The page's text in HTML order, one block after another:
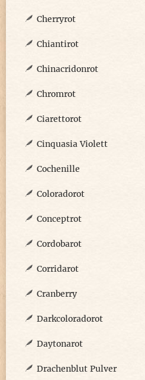
Cherryrot
Chiantirot
Chinacridonrot
Chromrot
Ciarettorot
Cinquasia Violett
Cochenille
Coloradorot
Conceptrot
Cordobarot
Corridarot
Cranberry
Darkcoloradorot
Daytonarot
Drachenblut Pulver